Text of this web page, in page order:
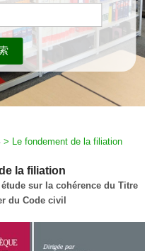
> Le fondement de la filiation
la filiation
sur la cohérence du Titre
du Code civil